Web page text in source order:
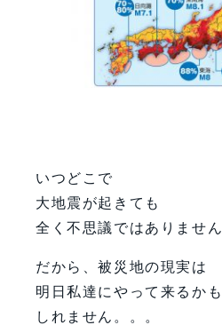
いつどこで
大地震が起きても
全く不思議ではありません
だから、被災地の現実は
明日私達にやって来るかも
しれません。。。